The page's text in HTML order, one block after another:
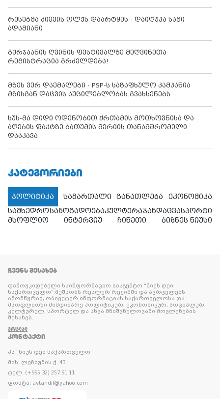
რუსებმა კიევის ოლქს დაარტყეს - დაიღუპა სამი
ადამიანი
გურჯაანის ღვინის ფესტივალზე მეღვინეთა
რეგისტრაცია გრძელდება!
მზეს ვერ დაემალები - PSP-ს საზაფხულო კამპანია
მზისგან დაცვის აუცილებლობას გვახსენებს
სუს-მა დიდი ოდენობით ქრთამის მოთხოვნისა და
აღების ფაქტზე ბათუმის მერიის თანამშრომელი
დააკავა
ᲙᲐᲢᲔᲒᲝᲠᲘᲔᲑᲘ
პოლიტიკა სამართალი განათლება
ეკონომიკა
სამხედროსაზოგადოებაკულტურაჯანდაცვასპორტი
მსოფლიო
ინტერვიუ ჩინეთი ბიზნეს ნიუსი
ᲩᲕᲔᲜᲡ ᲨᲔᲡᲐᲮᲔᲑ
დამოუკიდებელი საინფორმაციო სააგენტო “ნიუს დეი
საქართველო” მუშაობს რეალურ რეჟიმში და ავრცელებს
ამომწურავ, ობიექტურ ინფორმაციას საქართველოსა და
მსოფლიოში მიმდინარე პოლიტიკურ, ეკონომიკურ, სოციალურ,
კულტურულ, სპორტულ და სხვა მნიშვნელოვანი მოვლენების
შესახებ.
ᲕᲠᲪᲚᲐᲓ
ᲙᲝᲜᲢᲐᲥᲢᲘ
პს "ნიუს დეი საქართველო"
მის: ლეჩხუმის ქ. 43
ტელ: (+995 32) 257 91 11
ფოსტა: avtandil@yahoo.com